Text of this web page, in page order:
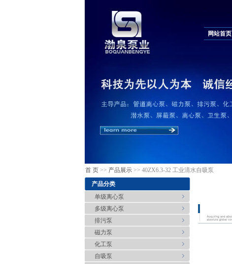
网站首页
首 页>> 产品展示>> 40ZX6.3-32 工业清水自吸泵
产品分类
单级离心泵
多级离心泵
排污泵
磁力泵
化工泵
自吸泵